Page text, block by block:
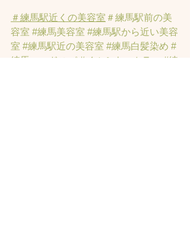
＃練馬駅近くの美容室 ＃練馬駅前の美
容室 #練馬美容室 #練馬駅から近い美容
室 #練馬駅近の美容室 #練馬白髪染め #
練馬ヘッドスパ #イルミナーカラー
#練